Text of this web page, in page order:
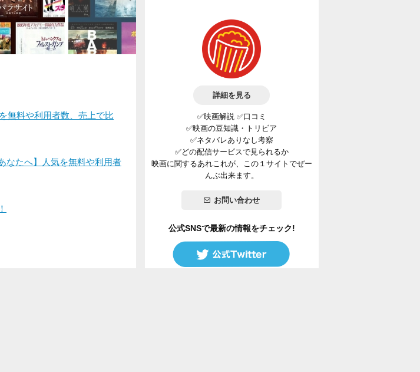
無料や利用者数、売上で比
なたへ】人気を無料や利用者
詳細を見る
✅映画解説 ✅口コミ
✅映画の豆知識・トリビア
✅ネタバレありなし考察
✅どの配信サービスで見られるか
映画に関するあれこれが、この１サイトでぜー
んぶ出来ます。
お問い合わせ
公式SNSで最新の情報をチェック!